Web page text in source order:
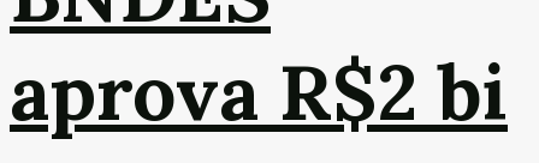
aprova R$2 bi